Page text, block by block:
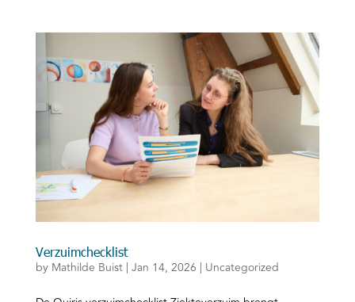
Verzuimchecklist
by Mathilde Buist| Jan 14, 2026 | Uncategorized